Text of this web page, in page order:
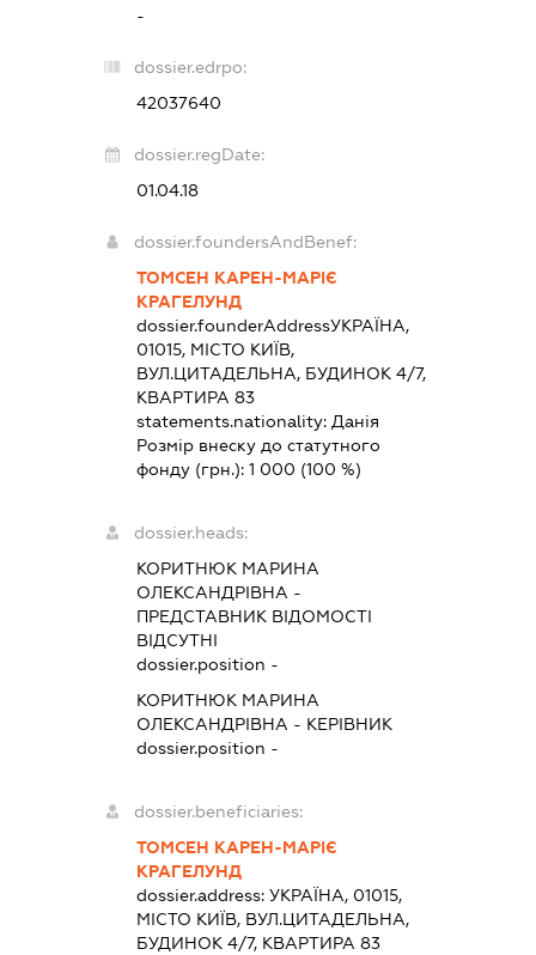
-
dossier.edrpo:
42037640
dossier.regDate:
01.04.18
dossier.foundersAndBenef:
ТОМСЕН КАРЕН-МАРІЄ
КРАГЕЛУНД
dossier.founderAddressУКРАЇНА,
01015, МІСТО КИЇВ,
ВУЛ.ЦИТАДЕЛЬНА, БУДИНОК 4/7,
КВАРТИРА 83
statements.nationality: Данія
Розмір внеску до статутного
фонду (грн.):1 000 (100 %)
dossier.heads:
КОРИТНЮК МАРИНА
ОЛЕКСАНДРІВНА -
ПРЕДСТАВНИК ВІДОМОСТІ
ВІДСУТНІ
dossier.position -
КОРИТНЮК МАРИНА
ОЛЕКСАНДРІВНА - КЕРІВНИК
dossier.position -
dossier.beneficiaries:
ТОМСЕН КАРЕН-МАРІЄ
КРАГЕЛУНД
dossier.address:УКРАЇНА, 01015,
МІСТО КИЇВ, ВУЛ.ЦИТАДЕЛЬНА,
БУДИНОК 4/7, КВАРТИРА 83